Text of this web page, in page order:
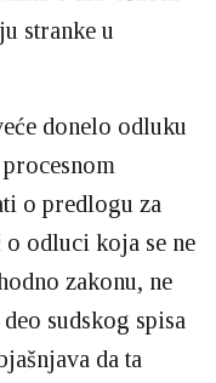
stranke u
donelo odluku
o predlogu za
odluci koja se ne
zakonu, ne
sudskog spisa
da ta